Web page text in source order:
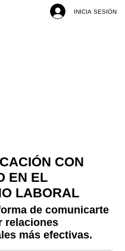
INICIA SESIÓN
CON
EN EL
LABORAL
de comunicarte
relaciones
más efectivas.